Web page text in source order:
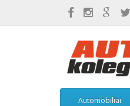
Automobiliai